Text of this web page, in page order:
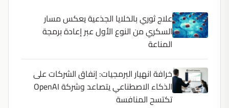
علاج ثوري بالخلايا الجذعية يعكس مسار
السكري من النوع الأول عبر إعادة برمجة
المناعة
خرافة انهيار البرمجيات: إنفاق الشركات على
الذكاء الاصطناعي يتصاعد وشركة OpenAI
تكتسح المنافسة